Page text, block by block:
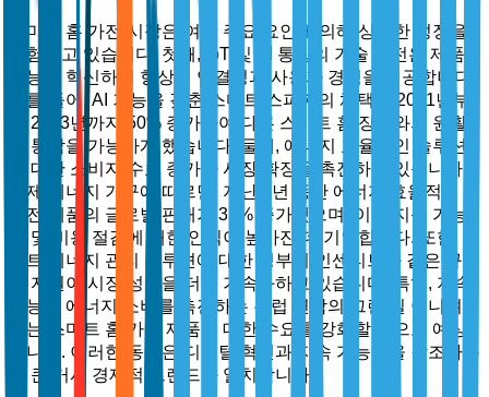
스마트 홈 가전 시장은 여러 주요 요인에 의해 상당한 성장을
경험하고 있습니다. 첫째, IoT 및 AI 통합의 기술 발전은 제품
기능을 혁신하여 향상된 연결성과 사용자 경험을 제공합니다.
예를 들어, AI 기능을 갖춘 스마트 스피커의 채택은 2021년부
터 2023년까지 50% 증가하여 다른 스마트 홈 장치와의 원활
한 통합을 가능하게 했습니다. 둘째, 에너지 효율적인 솔루션
에 대한 소비자 수요 증가가 시장 확장을 촉진하고 있습니다.
국제 에너지 기구에 따르면, 지난 2년 동안 에너지 효율적인
가전 제품의 글로벌 판매가 35% 증가했으며, 이는 지속 가능
성 및 비용 절감에 대한 인식이 높아진 데 기인합니다. 또한, 스
마트 에너지 관리 솔루션에 대한 정부의 인센티브와 같은 규제
적 지원이 시장 성장을 더욱 가속화하고 있습니다. 특히, 지속
가능한 에너지 소비를 촉진하는 유럽 연합의 그린 딜 이니셔티
브는 스마트 홈 가전 제품에 대한 수요를 강화할 것으로 예상
됩니다. 이러한 동력은 디지털 혁신과 지속 가능성을 강조하는
더 큰 거시 경제적 트렌드와 일치합니다.